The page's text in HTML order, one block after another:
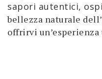
sapori autentici,
bellezza naturale
offrirvi un’esperienza